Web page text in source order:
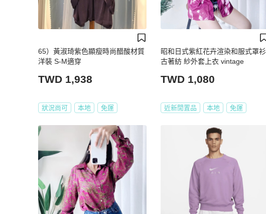
65）黃淑琦紫色顯瘦時尚醋酸材質
洋裝 S-M適穿
TWD 1,938
狀況尚可 本地 免運
昭和日式紫紅花卉渲染和服式罩衫
古著紡 紗外套上衣 vintage
TWD 1,080
近新閒置品 本地 免運